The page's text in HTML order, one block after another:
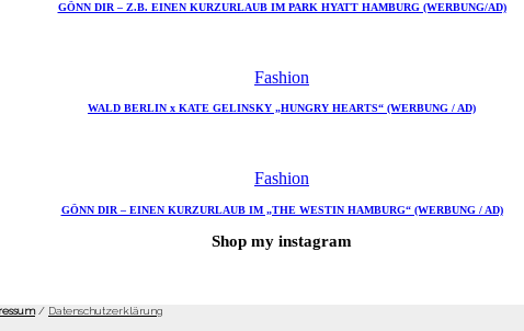
GÖNN DIR – Z.B. EINEN KURZURLAUB IM PARK HYATT HAMBURG (WERBUNG/AD)
Fashion
WALD BERLIN x KATE GELINSKY „HUNGRY HEARTS“ (WERBUNG / AD)
Fashion
GÖNN DIR – EINEN KURZURLAUB IM „THE WESTIN HAMBURG“ (WERBUNG / AD)
Shop my instagram
/ Datenschutzerklärung